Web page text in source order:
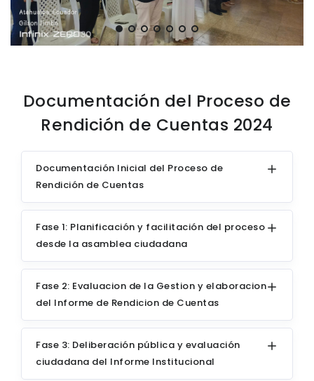
Documentación del Proceso de
Rendición de Cuentas 2024
Documentación Inicial del Proceso de
Rendición de Cuentas
Fase 1: Planificación y facilitación del proceso
desde la asamblea ciudadana
Fase 2: Evaluacion de la Gestion y elaboracion
del Informe de Rendicion de Cuentas
Fase 3: Deliberación pública y evaluación
ciudadana del Informe Institucional